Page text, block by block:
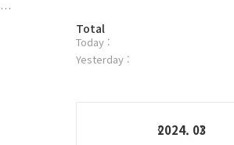
플
러
그
방
문
자
Total
Today :
Yesterday :
2024. 03